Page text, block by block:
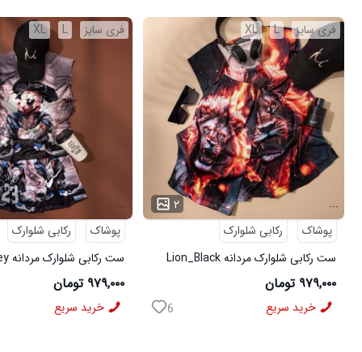
فری سایز L
XL
۲
...
پوشاک
رکابی شلوارک
ست رکابی شلوارک مردانه Lion_Black
مدل 3997
۹۷۹,۰۰۰ تومان
خرید سریع 6
فری سایز L
XL
...
پوشاک
رکابی شلوارک
3996
۹۷۹,۰۰۰ تومان
خرید سریع